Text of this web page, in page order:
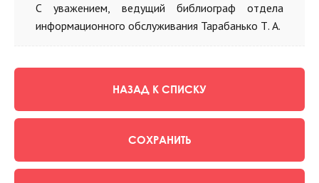
С уважением, ведущий библиограф отдела
информационного обслуживания Тарабанько Т. А.
НАЗАД К СПИСКУ
СОХРАНИТЬ